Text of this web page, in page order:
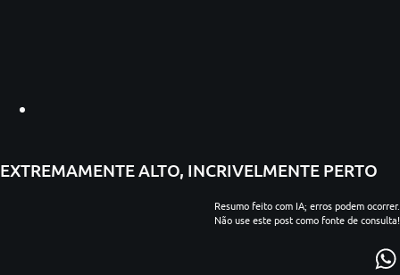
EXTREMAMENTE ALTO, INCRIVELMENTE PERTO
Resumo feito com IA; erros podem ocorrer.
Não use este post como fonte de consulta!